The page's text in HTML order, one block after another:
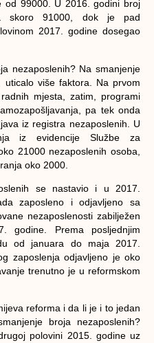
od 99000. U 2016. godini broj
skoro 91000, dok je pad
2017. godine dosegao
nezaposlenih?Na smanjenje
uticalo više faktora. Na prvom
mjesta, zatim, programi
pa tek onda
iz registra nezaposlenih. U
iz evidencije Službe za
21000 nezaposlenih osoba,
oko 2000.
se nastavio i u 2017.
zaposleno i odjavljeno sa
nezaposlenosti zabilježen
Prema posljednjim
od januara do maja 2017.
zaposlenja odjavljeno je oko
trenutno je u reformskom
reforma i da li je i to jedan
broja nezaposlenih?
polovini 2015. godine uz